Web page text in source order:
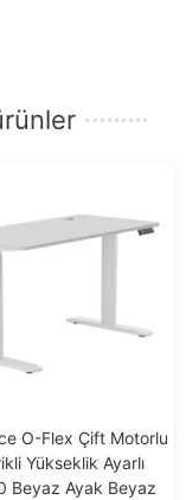
O-Flex Çift Motorlu
Yükseklik Ayarlı
Beyaz Ayak Beyaz